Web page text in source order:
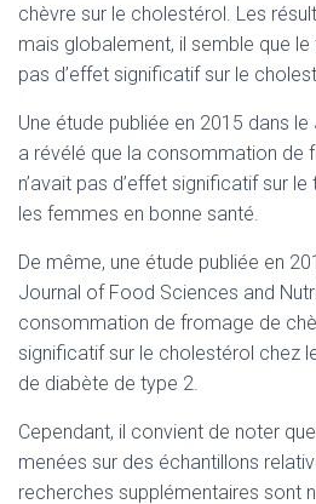
chèvre sur le cholestérol. Les
mais globalement, il semble que le
pas d’effet significatif sur le
Une étude publiée en 2015 dans
a révélé que la consommation de
n’avait pas d’effet significatif sur
les femmes en bonne santé.
De même, une étude publiée en
Journal of Food Sciences and
consommation de fromage de
significatif sur le cholestérol chez
de diabète de type 2.
Cependant, il convient de noter
menées sur des échantillons
recherches supplémentaires sont